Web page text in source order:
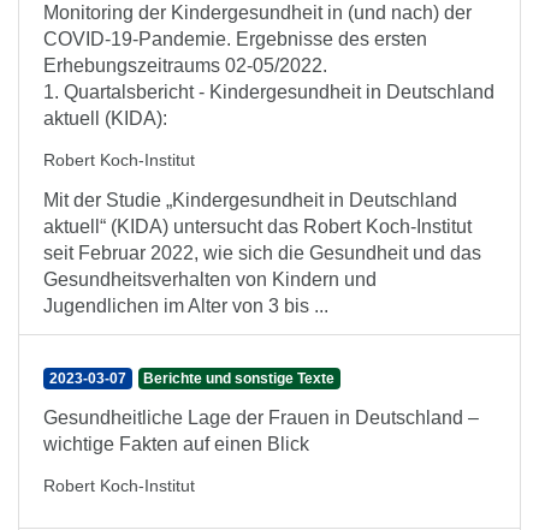
Monitoring der Kindergesundheit in (und nach) der
COVID-19-Pandemie. Ergebnisse des ersten
Erhebungszeitraums 02-05/2022.
1. Quartalsbericht - Kindergesundheit in Deutschland
aktuell (KIDA):
Robert Koch-Institut
Mit der Studie „Kindergesundheit in Deutschland
aktuell“ (KIDA) untersucht das Robert Koch-Institut
seit Februar 2022, wie sich die Gesundheit und das
Gesundheitsverhalten von Kindern und
Jugendlichen im Alter von 3 bis ...
2023-03-07 Berichte und sonstige Texte
Gesundheitliche Lage der Frauen in Deutschland –
wichtige Fakten auf einen Blick
Robert Koch-Institut